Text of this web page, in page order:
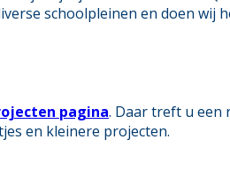
schoolpleinen en doen
pagina. Daar treft u een
en kleinere projecten.